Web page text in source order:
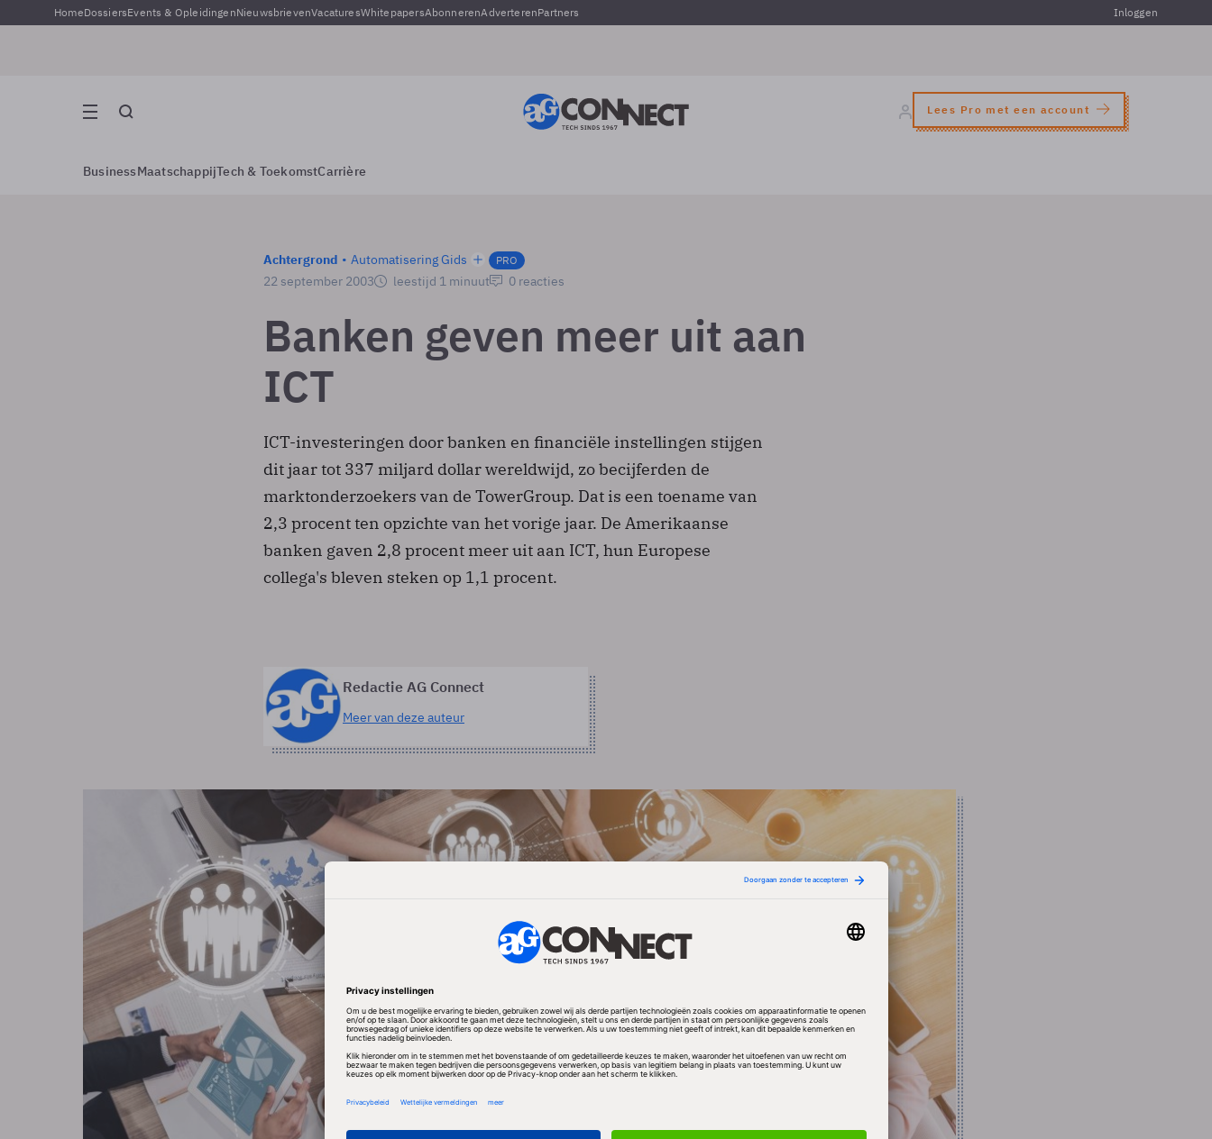
HomeDossiersEvents & OpleidingenNieuwsbrievenVacaturesWhitepapersAbonnerenAdverterenPartners Inloggen
Lees Pro met een account
BusinessMaatschappijTech & ToekomstCarrière
Achtergrond Automatisering Gids PRO
22 september 2003 leestijd 1 minuut 0 reacties
Banken geven meer uit aan
ICT
ICT-investeringen door banken en financiële instellingen stijgen
dit jaar tot 337 miljard dollar wereldwijd, zo becijferden de
marktonderzoekers van de TowerGroup. Dat is een toename van
2,3 procent ten opzichte van het vorige jaar. De Amerikaanse
banken gaven 2,8 procent meer uit aan ICT, hun Europese
collega's bleven steken op 1,1 procent.
Redactie AG Connect
Meer van deze auteur